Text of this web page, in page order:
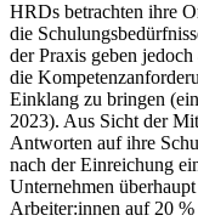
HRDs betrachten ihre
die
der Praxis geben
die
Einklang zu bringen
2023). Aus Sicht der
Antworten auf ihre
nach der Einreichung
Unternehmen
Arbeiter:innen auf 20